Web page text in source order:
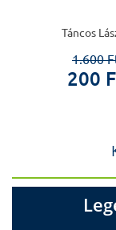
Táncos
1.600
200